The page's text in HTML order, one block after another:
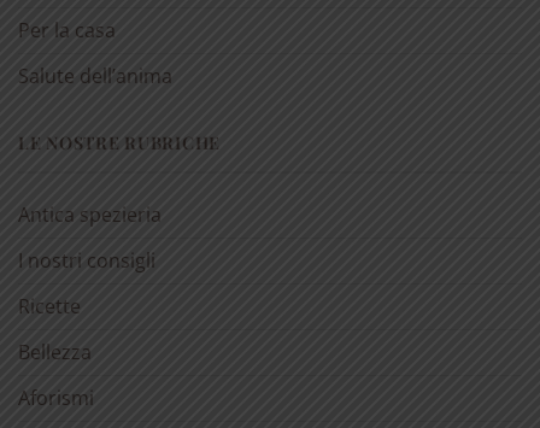
Per la casa
Salute dell’anima
LE NOSTRE RUBRICHE
Antica spezieria
I nostri consigli
Ricette
Bellezza
Aforismi